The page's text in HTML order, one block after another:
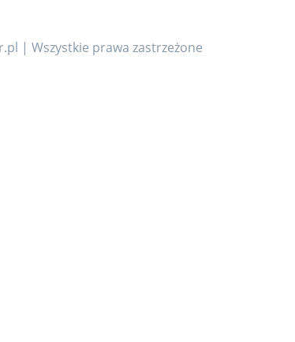
| Wszystkie prawa zastrzeżone